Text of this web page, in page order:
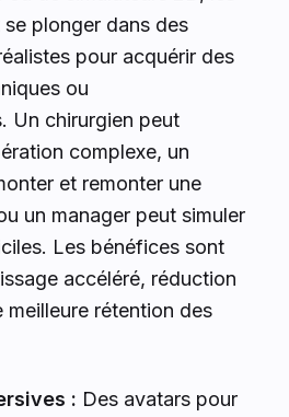
plonger dans des
pour acquérir des
ou
Un chirurgien peut
complexe, un
et remonter une
un manager peut simuler
Les bénéfices sont
accéléré, réduction
meilleure rétention des
: Des avatars pour